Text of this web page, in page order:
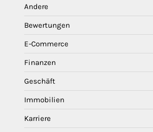
Andere
Bewertungen
E-Commerce
Finanzen
Geschäft
Immobilien
Karriere